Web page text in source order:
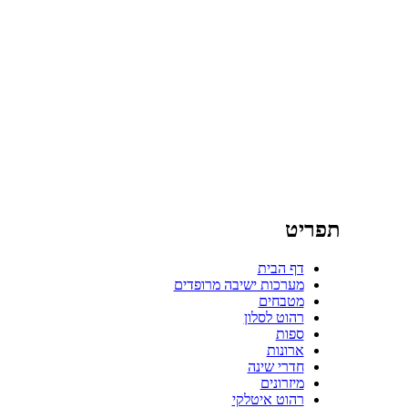
תפריט
דף הבית
מערכות ישיבה מרופדים
מטבחים
רהוט לסלון
ספות
ארונות
חדרי שינה
מיזרונים
רהוט איטלקי